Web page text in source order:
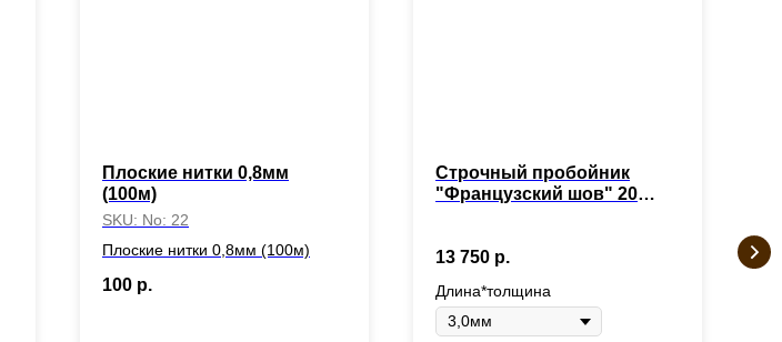
Плоские нитки 0,8мм
(100м)
SKU: No: 22
Плоские нитки 0,8мм (100м)
100 р.
Строчный пробойник
"Французский шов" 20
13 750 р.
Длина*толщина